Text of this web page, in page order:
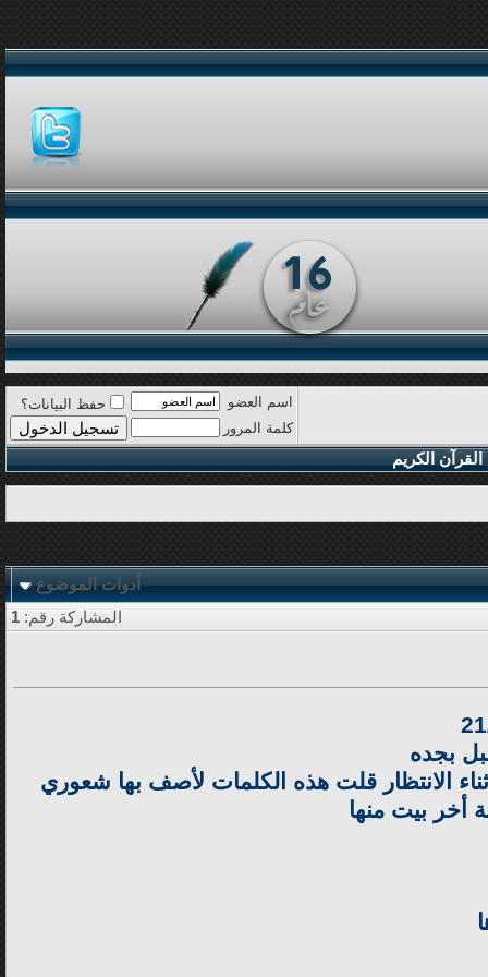
اسم العضو
حفظ البيانات؟
كلمة المرور
القرآن الكريم
أدوات الموضوع
المشاركة رقم: 1
بجده
الانتظار قلت هذه الكلمات لأصف بها شعوري
أخر بيت منها